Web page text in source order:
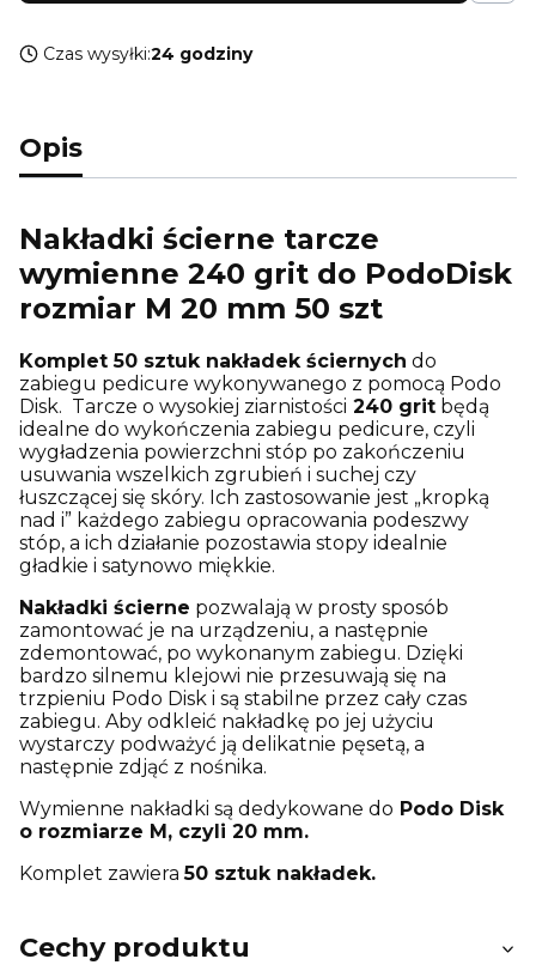
Czas wysyłki:24 godziny
Opis
Nakładki ścierne tarcze
wymienne 240 grit do PodoDisk
rozmiar M 20 mm 50 szt
Komplet 50 sztuk nakładek ściernych do
zabiegu pedicure wykonywanego z pomocą Podo
Disk. Tarcze o wysokiej ziarnistości 240 grit będą
idealne do wykończenia zabiegu pedicure, czyli
wygładzenia powierzchni stóp po zakończeniu
usuwania wszelkich zgrubień i suchej czy
łuszczącej się skóry. Ich zastosowanie jest „kropką
nad i” każdego zabiegu opracowania podeszwy
stóp, a ich działanie pozostawia stopy idealnie
gładkie i satynowo miękkie.
Nakładki ścierne pozwalają w prosty sposób
zamontować je na urządzeniu, a następnie
zdemontować, po wykonanym zabiegu. Dzięki
bardzo silnemu klejowi nie przesuwają się na
trzpieniu Podo Disk i są stabilne przez cały czas
zabiegu. Aby odkleić nakładkę po jej użyciu
wystarczy podważyć ją delikatnie pęsetą, a
następnie zdjąć z nośnika.
Wymienne nakładki są dedykowane do Podo Disk
o rozmiarze M, czyli 20 mm.
Komplet zawiera50 sztuk nakładek.
Cechy produktu